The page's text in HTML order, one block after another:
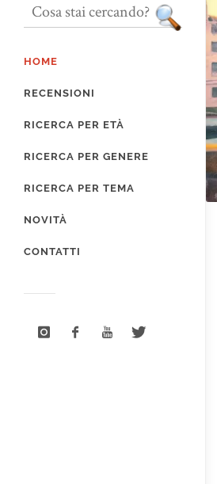
HOME
RECENSIONI
RICERCA PER ETÀ
RICERCA PER GENERE
RICERCA PER TEMA
NOVITÀ
CONTATTI